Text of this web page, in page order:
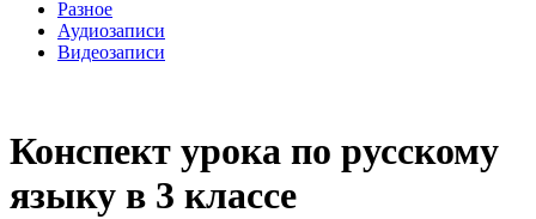
Разное
Аудиозаписи
Видеозаписи
Конспект урока по русскому
языку в 3 классе